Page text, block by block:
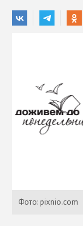
Фото: pixnio.com